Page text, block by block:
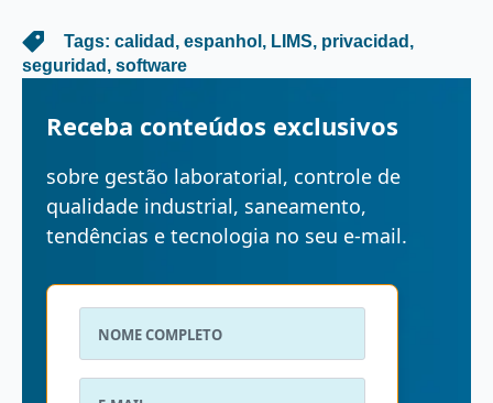
   Tags:
calidad espanhol LIMS privacidad
seguridad
software
Receba conteúdos exclusivos
sobre gestão laboratorial, controle de
qualidade industrial, saneamento,
tendências e tecnologia no seu e-mail.